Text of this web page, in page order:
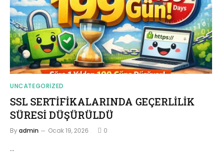
UNCATEGORIZED
SSL SERTİFİKALARINDA GEÇERLİLİK
SÜRESİ DÜŞÜRÜLDÜ
Byadmin Ocak 19, 2026 0
…